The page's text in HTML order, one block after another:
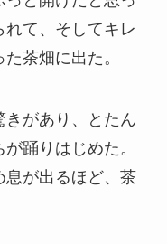
て、そしてキレ
茶畑に出た。
があり、とたん
踊りはじめた。
息が出るほど、茶